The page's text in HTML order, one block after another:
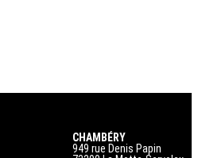
CHAMBÉRY
949 rue Denis Papin